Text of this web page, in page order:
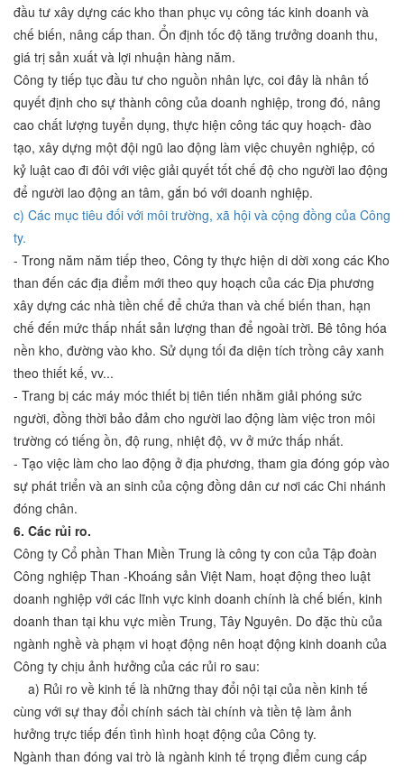
đầu tư xây dựng các kho than phục vụ công tác kinh doanh và
chế biến, nâng cấp than. Ổn định tốc độ tăng trưởng doanh thu,
giá trị sản xuất và lợi nhuận hàng năm.
Công ty tiếp tục đầu tư cho nguồn nhân lực, coi đây là nhân tố
quyết định cho sự thành công của doanh nghiệp, trong đó, nâng
cao chất lượng tuyển dụng, thực hiện công tác quy hoạch- đào
tạo, xây dựng một đội ngũ lao động làm việc chuyên nghiệp, có
kỷ luật cao đi đôi với việc giải quyết tốt chế độ cho người lao động
để người lao động an tâm, gắn bó với doanh nghiệp.
c) Các mục tiêu đối với môi trường, xã hội và cộng đồng của Công
ty.
- Trong năm năm tiếp theo, Công ty thực hiện di dời xong các Kho
than đến các địa điểm mới theo quy hoạch của các Địa phương
xây dựng các nhà tiền chế để chứa than và chế biến than, hạn
chế đến mức thấp nhất sản lượng than để ngoài trời. Bê tông hóa
nền kho, đường vào kho. Sử dụng tối đa diện tích trồng cây xanh
theo thiết kế, vv...
- Trang bị các máy móc thiết bị tiên tiến nhằm giải phóng sức
người, đồng thời bảo đảm cho người lao động làm việc tron môi
trường có tiếng ồn, độ rung, nhiệt độ, vv ở mức thấp nhất.
- Tạo việc làm cho lao động ở địa phương, tham gia đóng góp vào
sự phát triển và an sinh của cộng đồng dân cư nơi các Chi nhánh
đóng chân.
6. Các rủi ro.
Công ty Cổ phần Than Miền Trung là công ty con của Tập đoàn
Công nghiệp Than -Khoáng sản Việt Nam, hoạt động theo luật
doanh nghiệp với các lĩnh vực kinh doanh chính là chế biến, kinh
doanh than tại khu vực miền Trung, Tây Nguyên. Do đặc thù của
ngành nghề và phạm vi hoạt động nên hoạt động kinh doanh của
Công ty chịu ảnh hưởng của các rủi ro sau:
a) Rủi ro về kinh tế là những thay đổi nội tại của nền kinh tế
cùng với sự thay đổi chính sách tài chính và tiền tệ làm ảnh
hưởng trực tiếp đến tình hình hoạt động của Công ty.
Ngành than đóng vai trò là ngành kinh tế trọng điểm cung cấp